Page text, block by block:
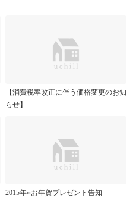
【消費税率改正に伴う価格変更のお知
らせ】
2015年○お年賀プレゼント告知